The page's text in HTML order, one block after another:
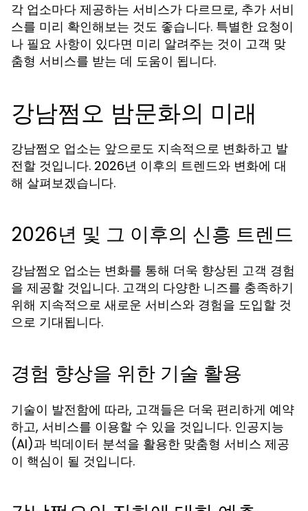
각 업소마다 제공하는 서비스가 다르므로, 추가 서비
스를 미리 확인해보는 것도 좋습니다. 특별한 요청이
나 필요 사항이 있다면 미리 알려주는 것이 고객 맞
춤형 서비스를 받는 데 도움이 됩니다.
강남쩜오 밤문화의 미래
강남쩜오 업소는 앞으로도 지속적으로 변화하고 발
전할 것입니다. 2026년 이후의 트렌드와 변화에 대
해 살펴보겠습니다.
2026년 및 그 이후의 신흥 트렌드
강남쩜오 업소는 변화를 통해 더욱 향상된 고객 경험
을 제공할 것입니다. 고객의 다양한 니즈를 충족하기
위해 지속적으로 새로운 서비스와 경험을 도입할 것
으로 기대됩니다.
경험 향상을 위한 기술 활용
기술이 발전함에 따라, 고객들은 더욱 편리하게 예약
하고, 서비스를 이용할 수 있을 것입니다. 인공지능
(AI)과 빅데이터 분석을 활용한 맞춤형 서비스 제공
이 핵심이 될 것입니다.